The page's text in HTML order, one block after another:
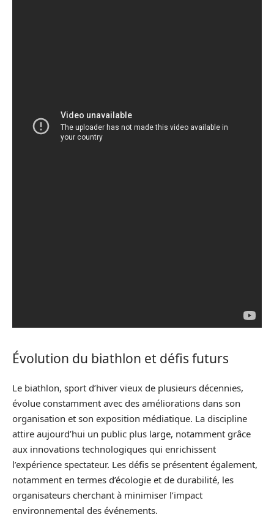
Évolution du biathlon et défis futurs
Le biathlon, sport d’hiver vieux de plusieurs décennies,
évolue constamment avec des améliorations dans son
organisation et son exposition médiatique. La discipline
attire aujourd’hui un public plus large, notamment grâce
aux innovations technologiques qui enrichissent
l’expérience spectateur. Les défis se présentent également,
notamment en termes d’écologie et de durabilité, les
organisateurs cherchant à minimiser l’impact
environnemental des événements.